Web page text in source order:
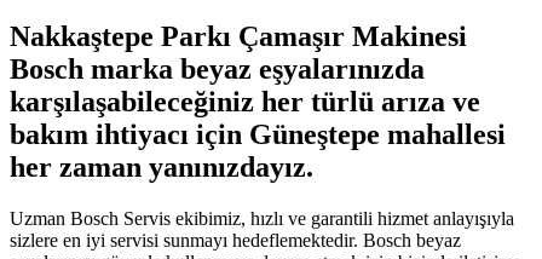
Nakkaştepe Parkı Çamaşır Makinesi
Bosch marka beyaz eşyalarınızda
karşılaşabileceğiniz her türlü arıza ve
bakım ihtiyacı için Güneştepe mahallesi
her zaman yanınızdayız.
Uzman Bosch Servis ekibimiz, hızlı ve garantili hizmet anlayışıyla
sizlere en iyi servisi sunmayı hedeflemektedir. Bosch beyaz